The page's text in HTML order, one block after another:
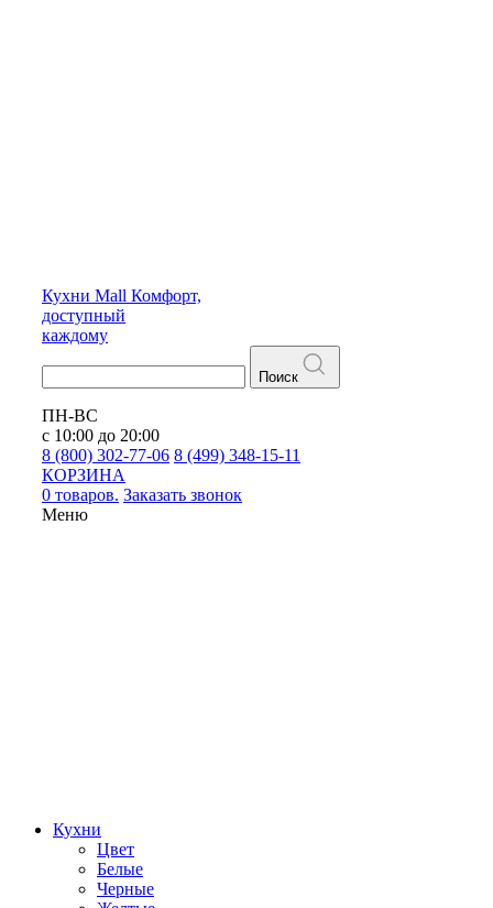
Кухни Mall Комфорт,
доступный
каждому
Поиск
ПН-ВС
с 10:00 до 20:00
8 (800) 302-77-06 8 (499) 348-15-11
КОРЗИНА
0 товаров. Заказать звонок
Меню
Кухни
Цвет
Белые
Черные